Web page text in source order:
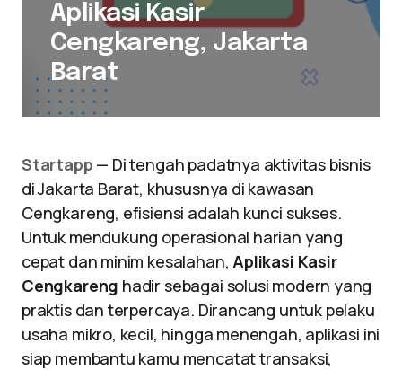
Aplikasi Kasir
Cengkareng, Jakarta
Barat
Startapp — Di tengah padatnya aktivitas bisnis
di Jakarta Barat, khususnya di kawasan
Cengkareng, efisiensi adalah kunci sukses.
Untuk mendukung operasional harian yang
cepat dan minim kesalahan,Aplikasi Kasir
Cengkareng hadir sebagai solusi modern yang
praktis dan terpercaya. Dirancang untuk pelaku
usaha mikro, kecil, hingga menengah, aplikasi ini
siap membantu kamu mencatat transaksi,